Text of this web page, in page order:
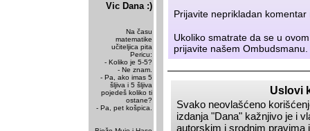
Vic Dana :)
Na času
matematike
učiteljica pita
Pericu:
- Koliko je 5-5?
- Ne znam.
- Pa, ako imas 5
šljiva i 5 šljiva
pojedeš koliko ti
ostane?
- Pa, pet košpica.
Prijavite neprikladan
Ukoliko smatrate da se u
prijavite našemOmbudsmanu
Uslovi
Svako neovlašćeno
izdanja Dana kažnjivo je i
autorskim i srodnim pravima